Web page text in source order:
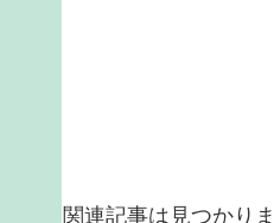
関連記事は見つかり